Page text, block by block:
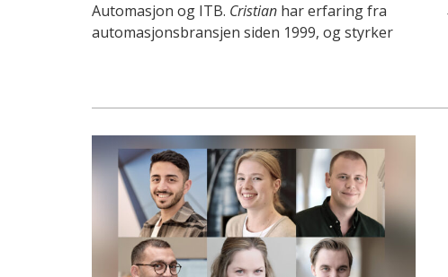
Automasjon og ITB. Cristian har erfaring fra
automasjonsbransjen siden 1999, og styrker